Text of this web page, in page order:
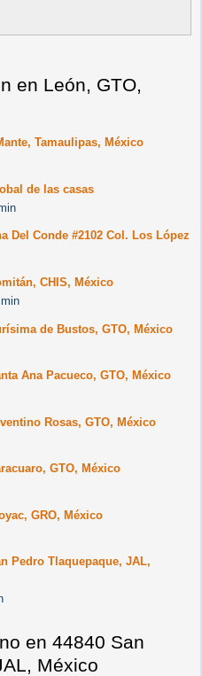
en León, GTO,
Tamaulipas, México
de las casas
Del Conde #2102 Col. Los López
CHIS, México
de Bustos, GTO, México
Ana Pacueco, GTO, México
Rosas, GTO, México
GTO, México
GRO, México
Pedro Tlaquepaque, JAL,
en 44840 San
México